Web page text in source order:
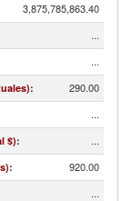
3,875,785,863.40
...
...
: 290.00
...
$): ...
: 920.00
...